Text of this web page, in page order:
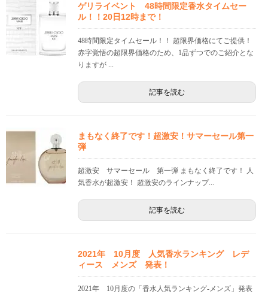
ゲリライベント 48時間限定香水タイムセー
ル！！20日12時まで！
48時間限定タイムセール！！ 超限界価格にてご提供！
赤字覚悟の超限界価格のため、1品ずつでのご紹介とな
りますが ...
記事を読む
まもなく終了です！超激安！サマーセール第一
弾
超激安 サマーセール 第一弾 まもなく終了です！ 人
気香水が超激安！ 超激安のラインナップ...
記事を読む
2021年 10月度 人気香水ランキング レデ
ィース メンズ 発表！
2021年 10月度の「香水人気ランキング-メンズ」発表